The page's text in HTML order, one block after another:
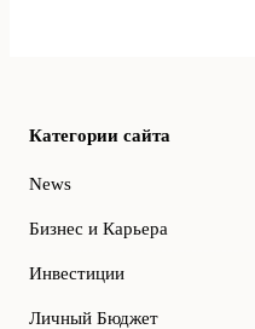
Категории сайта
News
Бизнес и Карьера
Инвестиции
Личный Бюджет